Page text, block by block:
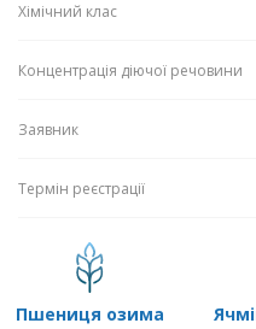
Хімічний клас
Концентрація діючої речовини
Заявник
Термін реєстрації
пшениця озима